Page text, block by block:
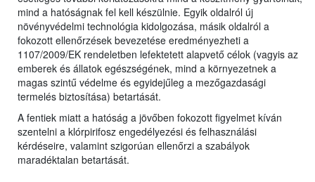
mind a hatóságnak fel kell készülnie. Egyik oldalról új
növényvédelmi technológia kidolgozása, másik oldalról a
fokozott ellenőrzések bevezetése eredményezheti a
1107/2009/EK rendeletben lefektetett alapvető célok (vagyis az
emberek és állatok egészségének, mind a környezetnek a
magas szintű védelme és egyidejűleg a mezőgazdasági
termelés biztosítása) betartását.
A fentiek miatt a hatóság a jövőben fokozott figyelmet kíván
szentelni a klórpirifosz engedélyezési és felhasználási
kérdéseire, valamint szigorúan ellenőrzi a szabályok
maradéktalan betartását.